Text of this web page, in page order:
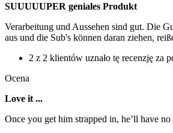
SUUUUUPER geniales Produkt
Verarbeitung und Aussehen sind gut. Die
aus und die Sub's können daran ziehen,
2 z 2 klientów uznało tę recenzję za
Ocena
Love it ...
Once you get him strapped in, he’ll have